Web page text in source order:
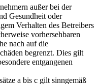
außer bei der
Gesundheit oder
Verhalten des Betreibers
vorhersehbaren
nach auf die
begrenzt. Dies gilt
entgangenen
a bis c gilt sinngemäß